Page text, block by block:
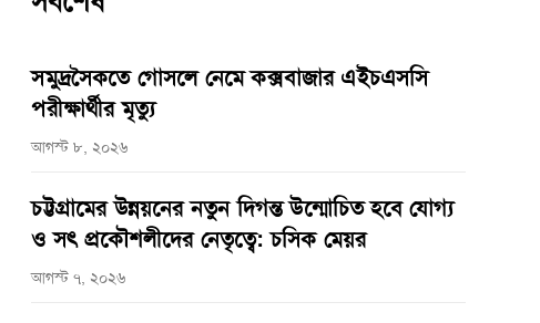
সমুদ্রসৈকতে গোসলে নেমে কক্সবাজার এইচএসসি
পরীক্ষার্থীর মৃত্যু
আগস্ট ৮, ২০২৬
চট্টগ্রামের উন্নয়নের নতুন দিগন্ত উন্মোচিত হবে যোগ্য
ও সৎ প্রকৌশলীদের নেতৃত্বে: চসিক মেয়র
আগস্ট ৭, ২০২৬